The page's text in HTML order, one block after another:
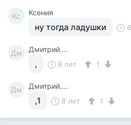
Кс Ксения
ну тогда ладушки
Дм Дмитрий....
, 8 лет 1
Дм Дмитрий....
,1 8 лет 1